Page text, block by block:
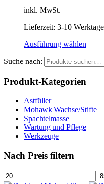
inkl. MwSt.
Lieferzeit: 3-10 Werktage
Ausführung wählen
Suche nach:
Produkt-Kategorien
Astfüller
Mohawk Wachse/Stifte
Spachtelmasse
Wartung und Pflege
Werkzeuge
Nach Preis filtern